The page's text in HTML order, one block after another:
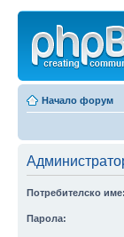
Начало форум
Потребителско име:
Парола: